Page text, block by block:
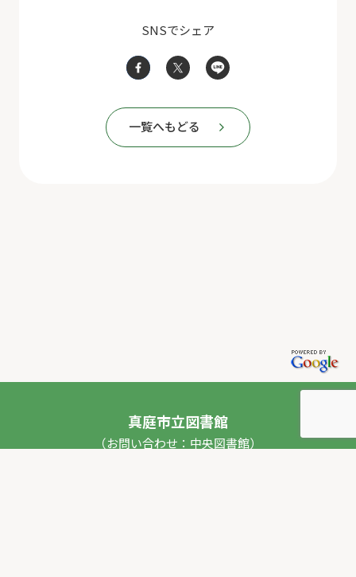
SNSでシェア
一覧へもどる
真庭市立図書館
（お問い合わせ：中央図書館）